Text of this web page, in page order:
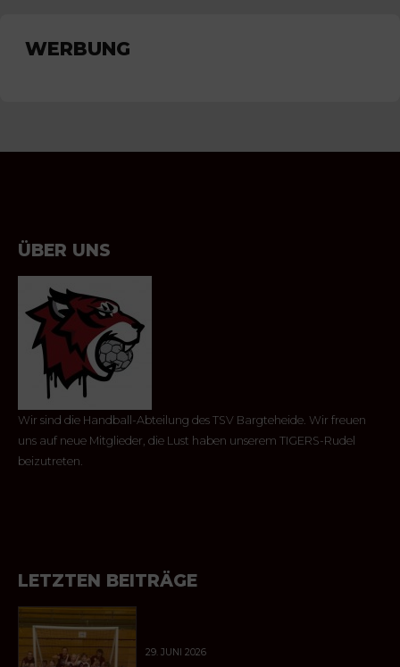
WERBUNG
ÜBER UNS
Wir sind die Handball-Abteilung des TSV Bargteheide. Wir freuen
uns auf neue Mitglieder, die Lust haben unserem TIGERS-Rudel
beizutreten.
LETZTEN BEITRÄGE
29. JUNI 2026